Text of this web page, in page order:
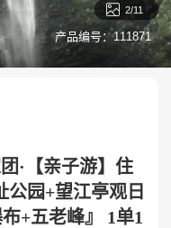
 2/11
产品编号：111871
·【亲子游】住
园+望江亭观日
+五老峰』 1单1